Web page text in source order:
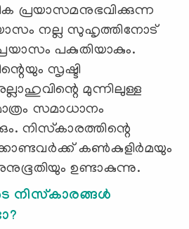
പ്രയാസമനുഭവിക്കുന്ന
നല്ല സുഹൃത്തിനോട്
പകുതിയാകും.
സൃഷ്ടി
മുന്നിലുള്ള
സമാധാനം
നിസ്‌കാരത്തിന്റെ
കണ്‍കുളിര്‍മയും
ഉണ്ടാകുന്നു.
നിസ്‌കാരങ്ങള്‍